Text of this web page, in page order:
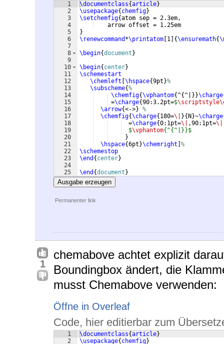
1
2
3
4
5
6
7
8
9
10
11
12
13
14
15
16
17
18
19
20
21
22
23
24
25
\documentclass{article}
\usepackage{ chemfig}
\setchemfig{atom sep = 2.3em,
    arrow offset = 1.25em
}
\renewcommand *\printatom 1 {\ensuremath{
\begin{document }
\begin{ center}
\schemestart
\chemleft \hspace{9pt }%
\subscheme{%
\chemfig{\vphantom{^{^| }}\charge
=\charge{90:3.2pt=$
\arrow{<->} %
\chemfig{\charge{ 180=\| }{ N }~\charge
  =
\charge{0:1pt=\| ,90:1pt=\|
$\vphantom{^{^|}}$
}
\hspace{6pt }\chemright %
\schemestop
\end { center}
\end {document }
Ausgabe erzeugen
Permanenter link
1
chemabove achtet explizit
Boundingbox ändert, die
musst Chemabove verwenden:
Öffne in Overleaf
Code, hier editierbar zum
1
2
\documentclass{article}
\usepackage{ chemfig}